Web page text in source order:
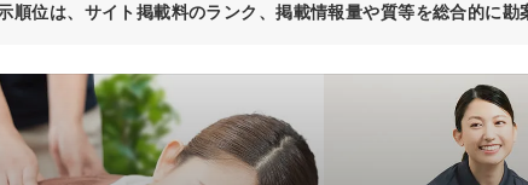
順位は、サイト掲載料のランク、掲載情報量や質等を総合的に勘